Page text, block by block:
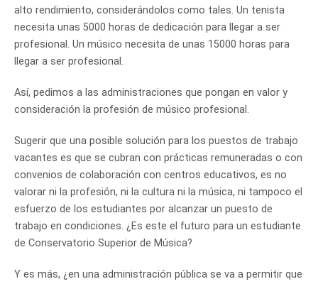
alto rendimiento, considerándolos como tales. Un tenista
necesita unas 5000 horas de dedicación para llegar a ser
profesional. Un músico necesita de unas 15000 horas para
llegar a ser profesional.
Así, pedimos a las administraciones que pongan en valor y
consideración la profesión de músico profesional.
Sugerir que una posible solución para los puestos de trabajo
vacantes es que se cubran con prácticas remuneradas o con
convenios de colaboración con centros educativos, es no
valorar ni la profesión, ni la cultura ni la música, ni tampoco el
esfuerzo de los estudiantes por alcanzar un puesto de
trabajo en condiciones. ¿Es este el futuro para un estudiante
de Conservatorio Superior de Música?
Y es más, ¿en una administración pública se va a permitir que